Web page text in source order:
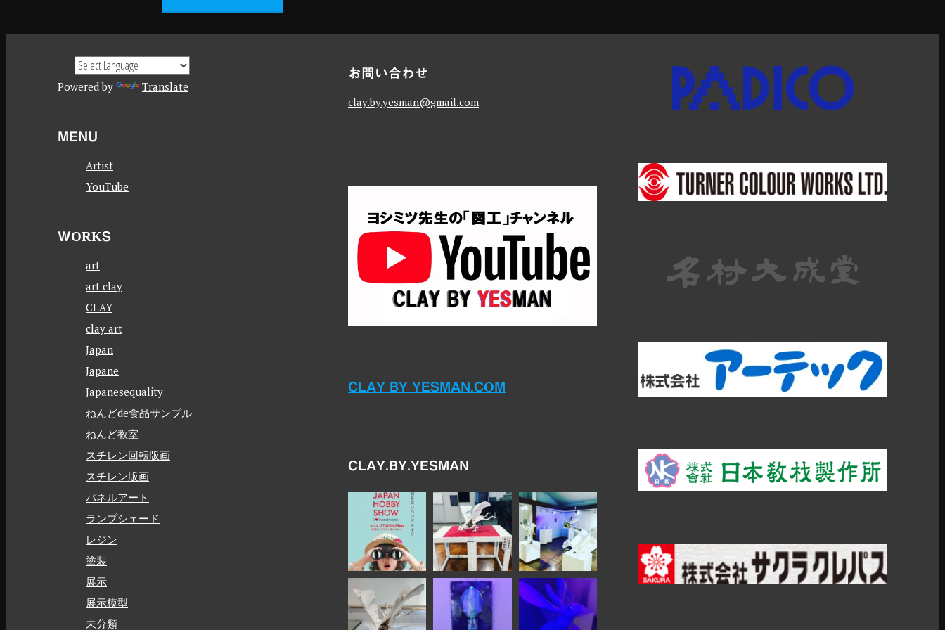
Powered by Translate
MENU
Artist
YouTube
WORKS
art
art clay
CLAY
clay art
Japan
Japane
Japanesequality
ねんどde食品サンプル
ねんど教室
スチレン回転版画
スチレン版画
パネルアート
ランプシェード
レジン
塗装
展示
展示模型
未分類
お問い合わせ
clay.by.yesman@gmail.com
CLAY BY YESMAN.COM
CLAY.BY.YESMAN